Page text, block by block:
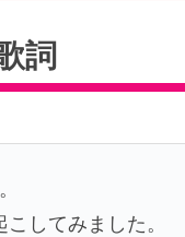
詞
してみました。